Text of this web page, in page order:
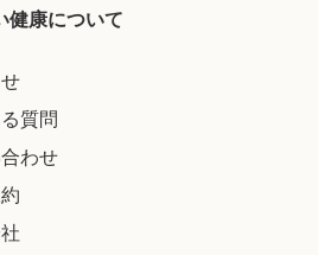
健康について
質問
わせ